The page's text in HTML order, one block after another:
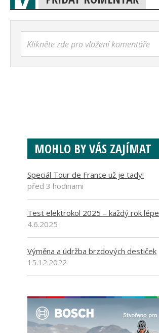
Klikněte zde pro vložení komentáře
MOHLO BY VÁS ZAJÍMAT
Speciál Tour de France už je tady!
před 3 hodinami
Test elektrokol 2025 – každý rok lépe
4.6.2025
Výměna a údržba brzdových destiček
15.12.2022